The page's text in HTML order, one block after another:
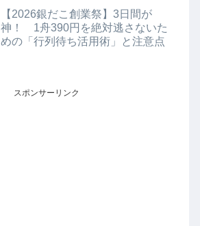
【2026銀だこ創業祭】3日間が
神！ 1舟390円を絶対逃さないた
めの「行列待ち活用術」と注意点
スポンサーリンク